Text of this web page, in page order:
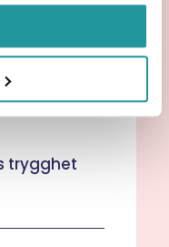
trygghet